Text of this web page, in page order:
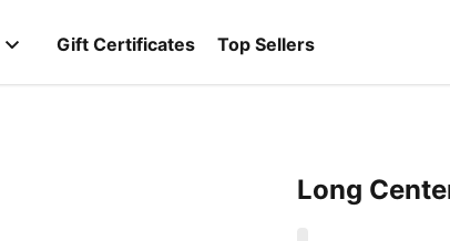
Gift Certificates Top Sellers
Long